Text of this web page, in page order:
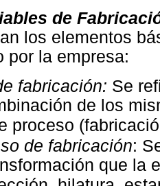
de
los elementos
por la empresa:
fabricación: Se
de los
proceso
de fabricación:
que la